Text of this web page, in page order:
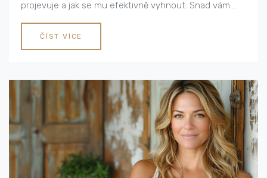
projevuje a jak se mu efektivně vyhnout. Snad vám
moje rady a informace pomůžou přizpůsobit se období
po extrakci zubu a předejít možným komplikacím. Bude
ČÍST VÍCE